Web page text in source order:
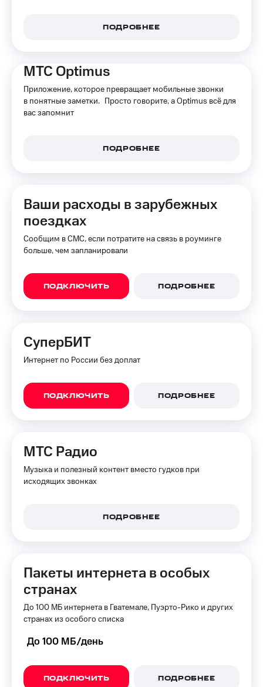
ПОДРОБНЕЕ
МТС Optimus
Приложение, которое превращает мобильные звонки
в понятные заметки. Просто говорите, а Optimus всё для
вас запомнит
ПОДРОБНЕЕ
Ваши расходы в зарубежных
поездках
Сообщим в СМС, если потратите на связь в роуминге
больше, чем запланировали
ПОДКЛЮЧИТЬ ПОДРОБНЕЕ
СуперБИТ
Интернет по России без доплат
ПОДКЛЮЧИТЬ ПОДРОБНЕЕ
МТС Радио
Музыка и полезный контент вместо гудков при
исходящих звонках
ПОДРОБНЕЕ
Пакеты интернета в особых
странах
До 100 МБ интернета в Гватемале, Пуэрто-Рико и других
странах из особого списка
До 100 МБ/день
ПОДКЛЮЧИТЬ ПОДРОБНЕЕ